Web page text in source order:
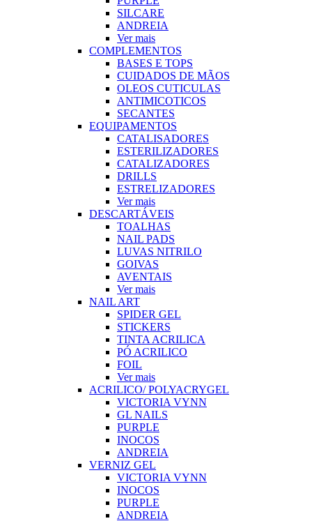
SILCARE
ANDREIA
Ver mais
COMPLEMENTOS
BASES E TOPS
CUIDADOS DE MÃOS
OLEOS CUTICULAS
ANTIMICOTICOS
SECANTES
EQUIPAMENTOS
CATALISADORES
ESTERILIZADORES
CATALIZADORES
DRILLS
ESTRELIZADORES
Ver mais
DESCARTÁVEIS
TOALHAS
NAIL PADS
LUVAS NITRILO
GOIVAS
AVENTAIS
Ver mais
NAIL ART
SPIDER GEL
STICKERS
TINTA ACRILICA
PÓ ACRILICO
FOIL
Ver mais
ACRILICO/ POLYACRYGEL
VICTORIA VYNN
GL NAILS
PURPLE
INOCOS
ANDREIA
VERNIZ GEL
VICTORIA VYNN
INOCOS
PURPLE
ANDREIA